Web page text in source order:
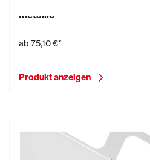
metallic
ab 75,10 €*
Produkt anzeigen